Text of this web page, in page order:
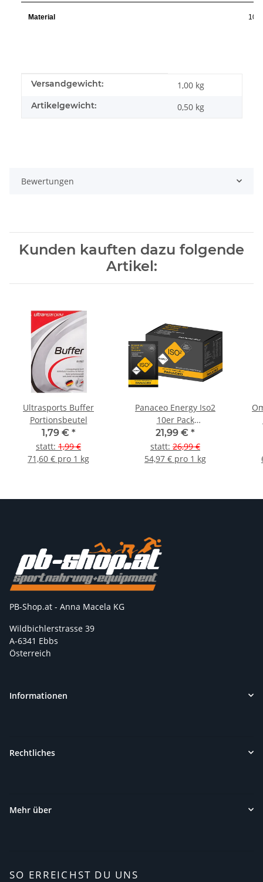
Material 100
Produkteigenschaft
Wert
Versandgewicht: 1,00 kg
Artikelgewicht: 0,50 kg
Bewertungen
Kunden kauften dazu folgende
Artikel:
Ultrasports Buffer
Portionsbeutel
1,79 € *
statt: 1,99 €
71,60 € pro 1 kg
Panaceo Energy Iso2
10er Pack
Portionsbeutelbox
21,99 € *
statt: 26,99 €
54,97 € pro 1 kg
PB-Shop.at - Anna Macela KG
Wildbichlerstrasse 39
A-6341 Ebbs
Österreich
Informationen
Rechtliches
Mehr über
SO ERREICHST DU UNS